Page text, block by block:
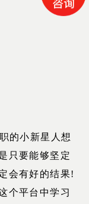
的小新星人想
只要能够坚定
会有好的结果!
个平台中学习